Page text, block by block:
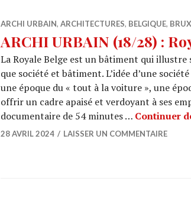
ARCHI URBAIN, ARCHITECTURES, BELGIQUE,
ARCHI URBAIN (18/28) :
La Royale Belge est un bâtiment qui
que société et bâtiment. L’idée d’une
une époque du « tout à la voiture », une
offrir un cadre apaisé et verdoyant à ses
documentaire de 54 minutes … Continuer
28 AVRIL 2024 LAISSER UN COMMENTAIRE